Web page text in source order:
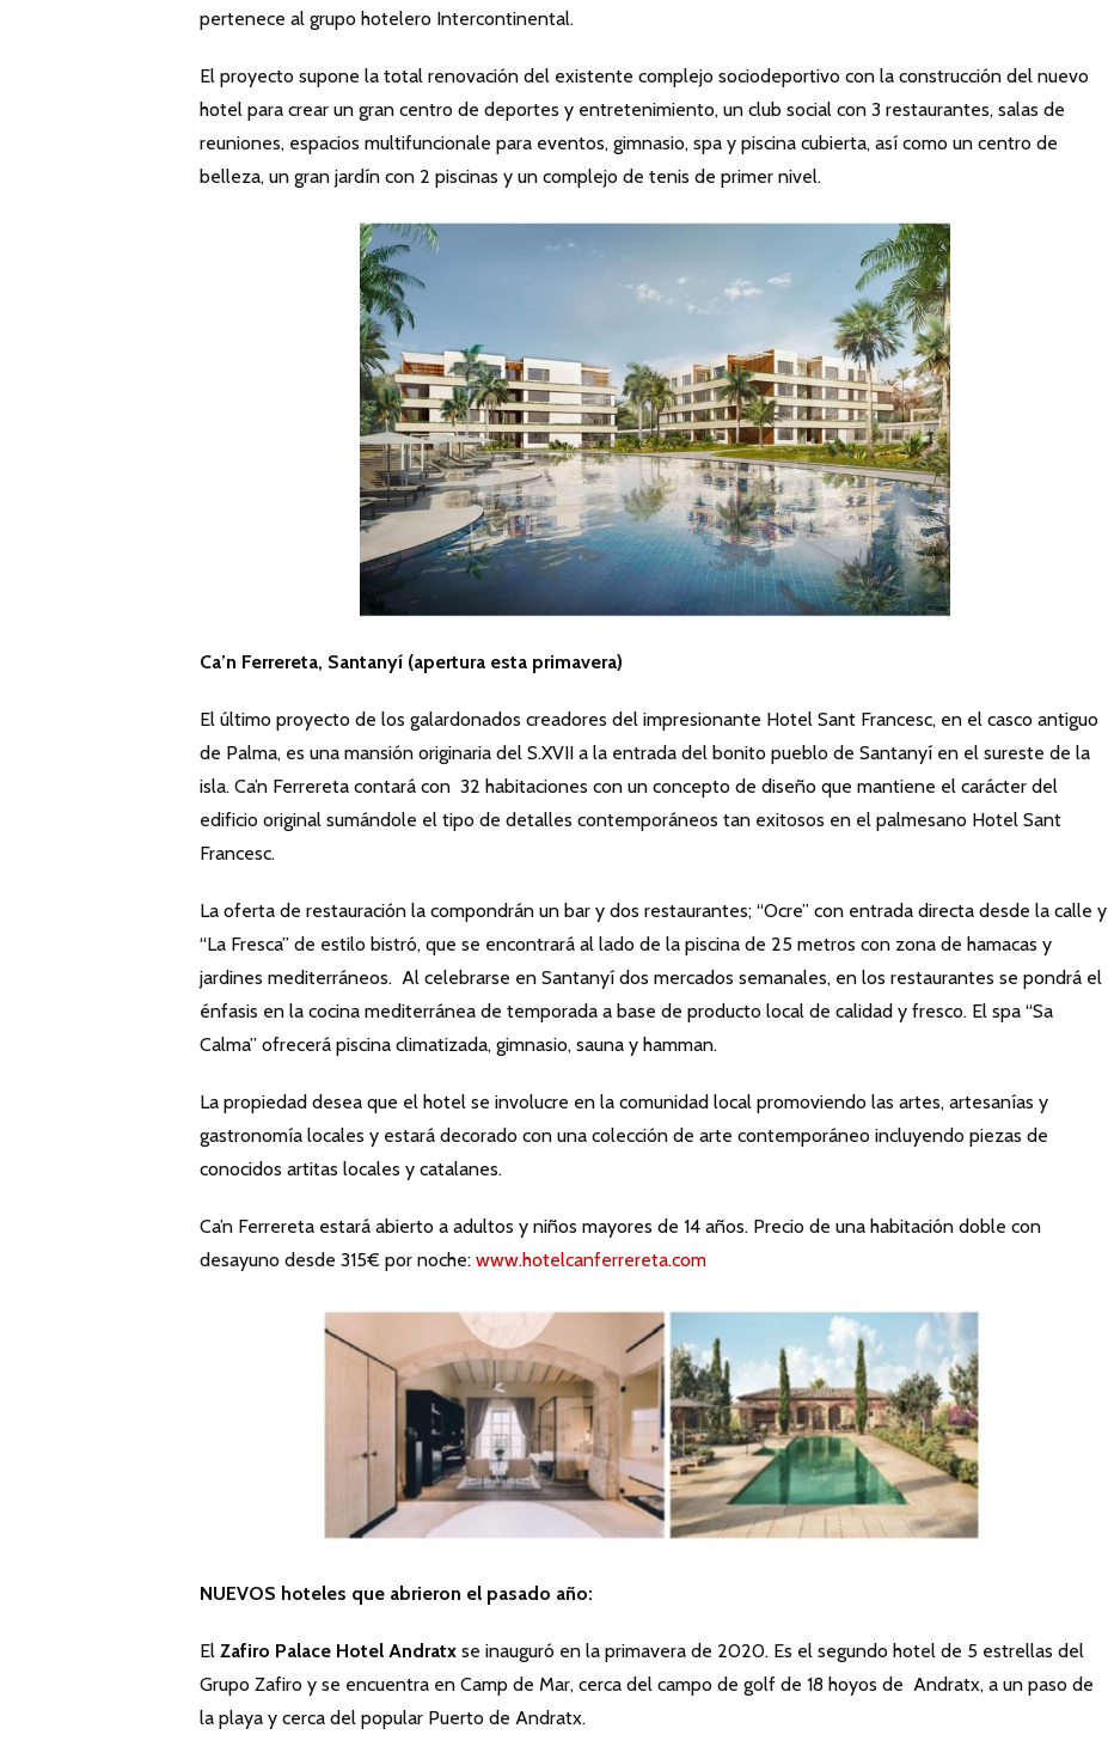
pertenece al grupo hotelero Intercontinental.
El proyecto supone la total renovación del existente complejo sociodeportivo con la construcción del nuevo
hotel para crear un gran centro de deportes y entretenimiento, un club social con 3 restaurantes, salas de
reuniones, espacios multifuncionale para eventos, gimnasio, spa y piscina cubierta, así como un centro de
belleza, un gran jardín con 2 piscinas y un complejo de tenis de primer nivel.
Ca’n Ferrereta, Santanyí (apertura esta primavera)
El último proyecto de los galardonados creadores del impresionante Hotel Sant Francesc, en el casco antiguo
de Palma, es una mansión originaria del S.XVII a la entrada del bonito pueblo de Santanyí en el sureste de la
isla. Ca’n Ferrereta contará con 32 habitaciones con un concepto de diseño que mantiene el carácter del
edificio original sumándole el tipo de detalles contemporáneos tan exitosos en el palmesano Hotel Sant
Francesc.
La oferta de restauración la compondrán un bar y dos restaurantes; “Ocre” con entrada directa desde la calle y
“La Fresca” de estilo bistró, que se encontrará al lado de la piscina de 25 metros con zona de hamacas y
jardines mediterráneos. Al celebrarse en Santanyí dos mercados semanales, en los restaurantes se pondrá el
énfasis en la cocina mediterránea de temporada a base de producto local de calidad y fresco. El spa “Sa
Calma” ofrecerá piscina climatizada, gimnasio, sauna y hamman.
La propiedad desea que el hotel se involucre en la comunidad local promoviendo las artes, artesanías y
gastronomía locales y estará decorado con una colección de arte contemporáneo incluyendo piezas de
conocidos artitas locales y catalanes.
Ca’n Ferrereta estará abierto a adultos y niños mayores de 14 años. Precio de una habitación doble con
desayuno desde 315€ por noche: www.hotelcanferrereta.com
NUEVOS hoteles que abrieron el pasado año:
El Zafiro Palace Hotel Andratx se inauguró en la primavera de 2020. Es el segundo hotel de 5 estrellas del
Grupo Zafiro y se encuentra en Camp de Mar, cerca del campo de golf de 18 hoyos de Andratx, a un paso de
la playa y cerca del popular Puerto de Andratx.